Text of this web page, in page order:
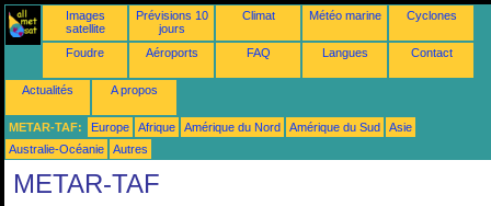
Images
satellite
Prévisions 10
jours
Climat Météo marine Cyclones
Foudre Aéroports FAQ Langues Contact
Actualités A propos
METAR-TAF: Europe Afrique Amérique du Nord Amérique du Sud
Asie
Australie-Océanie
Autres
METAR-TAF